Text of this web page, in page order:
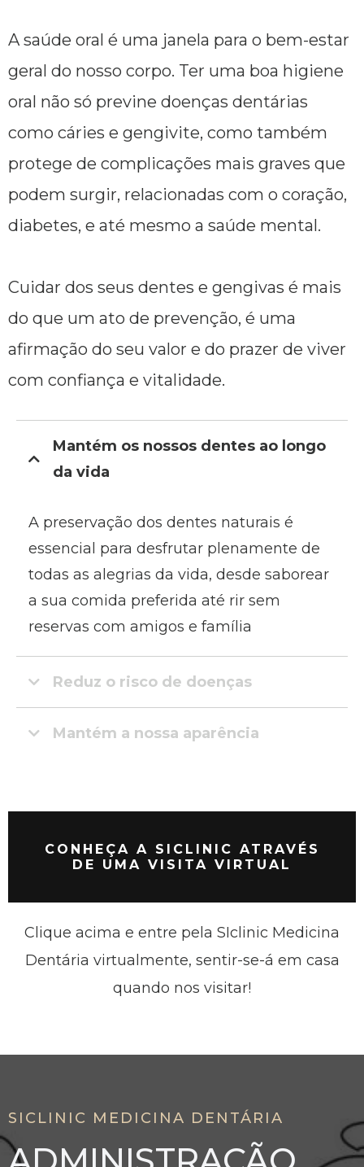
A saúde oral é uma janela para o bem-estar
geral do nosso corpo. Ter uma boa higiene
oral não só previne doenças dentárias
como cáries e gengivite, como também
protege de complicações mais graves que
podem surgir, relacionadas com o coração,
diabetes, e até mesmo a saúde mental.
Cuidar dos seus dentes e gengivas é mais
do que um ato de prevenção, é uma
afirmação do seu valor e do prazer de viver
com confiança e vitalidade.
Mantém os nossos dentes ao longo
da vida
A preservação dos dentes naturais é
essencial para desfrutar plenamente de
todas as alegrias da vida, desde saborear
a sua comida preferida até rir sem
reservas com amigos e família
Reduz o risco de doenças
Mantém a nossa aparência
CONHEÇA A SICLINIC ATRAVÉS
DE UMA VISITA VIRTUAL
Clique acima e entre pela SIclinic Medicina
Dentária virtualmente, sentir-se-á em casa
quando nos visitar!
SICLINIC MEDICINA DENTÁRIA